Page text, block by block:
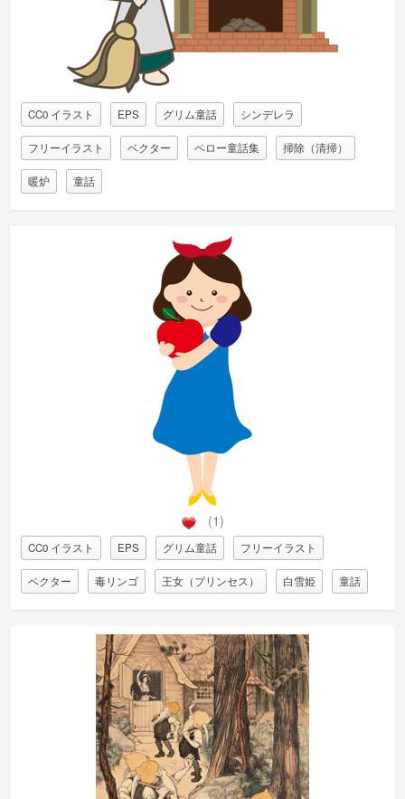
CC0 イラスト EPS グリム童話 シンデレラ
フリーイラスト ベクター ペロー童話集 掃除（清掃）
暖炉 童話
(1)
CC0 イラスト EPS グリム童話 フリーイラスト
ベクター 毒リンゴ 王女（プリンセス） 白雪姫 童話